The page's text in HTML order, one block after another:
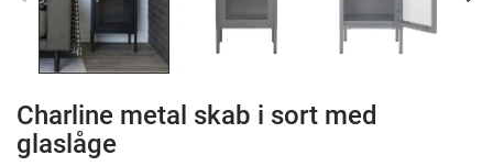
Charline metal skab i sort med
glaslåge